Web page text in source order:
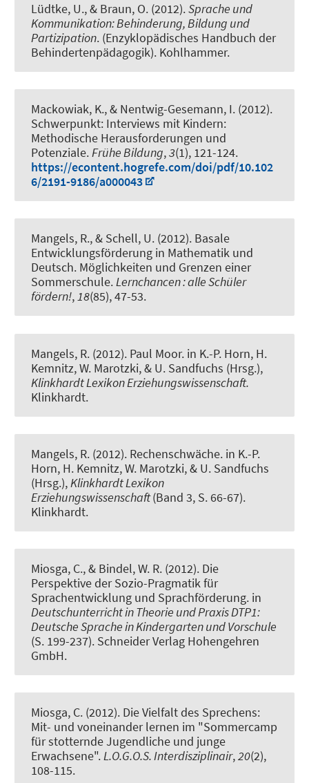
Lüdtke, U., & Braun, O. (2012).Sprache und
Kommunikation: Behinderung, Bildung und
Partizipation. (Enzyklopädisches Handbuch der
Behindertenpädagogik). Kohlhammer.
Mackowiak, K., & Nentwig-Gesemann, I. (2012).
Schwerpunkt: Interviews mit Kindern:
Methodische Herausforderungen und
Potenziale.Frühe Bildung,3(1), 121-124.
https://econtent.hogrefe.com/doi/pdf/10.102
6/2191-9186/a000043
Mangels, R., & Schell, U. (2012). Basale
Entwicklungsförderung in Mathematik und
Deutsch. Möglichkeiten und Grenzen einer
Sommerschule.Lernchancen : alle Schüler
fördern!,18(85), 47-53.
Mangels, R. (2012). Paul Moor. in K.-P. Horn, H.
Kemnitz, W. Marotzki, & U. Sandfuchs (Hrsg.),
Klinkhardt Lexikon Erziehungswissenschaft.
Klinkhardt.
Mangels, R. (2012). Rechenschwäche. in K.-P.
Horn, H. Kemnitz, W. Marotzki, & U. Sandfuchs
(Hrsg.),Klinkhardt Lexikon
Erziehungswissenschaft(Band 3, S. 66-67).
Klinkhardt.
Miosga, C., & Bindel, W. R. (2012). Die
Perspektive der Sozio-Pragmatik für
Sprachentwicklung und Sprachförderung. in
Deutschunterricht in Theorie und Praxis DTP1:
Deutsche Sprache in Kindergarten und Vorschule
(S. 199-237). Schneider Verlag Hohengehren
GmbH.
Miosga, C. (2012). Die Vielfalt des Sprechens:
Mit- und voneinander lernen im "Sommercamp
für stotternde Jugendliche und junge
Erwachsene".L.O.G.O.S. Interdisziplinair,20(2),
108-115.